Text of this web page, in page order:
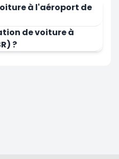
à l'aéroport de
de voiture à
?